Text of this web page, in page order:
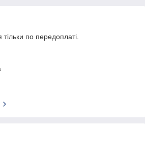
тільки по передоплаті.